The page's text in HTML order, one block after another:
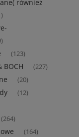
również
(123)
BOCH (227)
(20)
(12)
(264)
(164)